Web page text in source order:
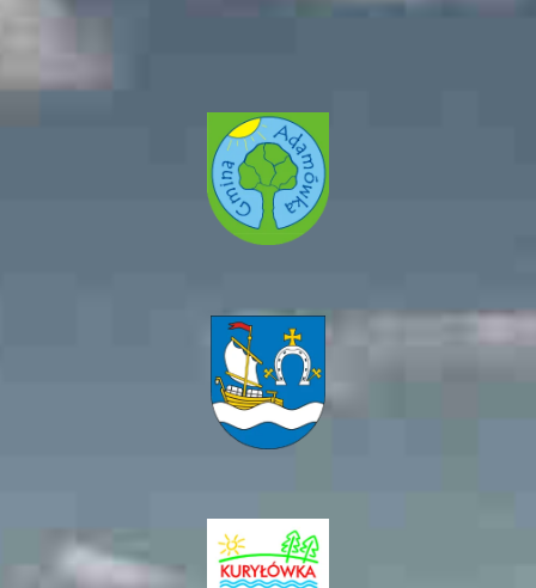
Gmina
Adamówka
Gmina
Jarosław
Gmina